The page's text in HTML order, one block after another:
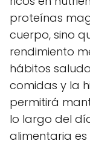
proteínas
cuerpo, sino
rendimiento
hábitos
comidas y la
permitirá
lo largo del
alimentaria